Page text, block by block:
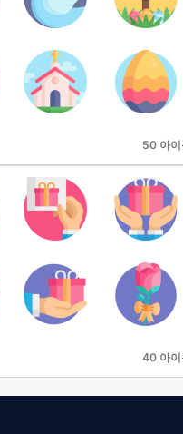
50 아
40 아이